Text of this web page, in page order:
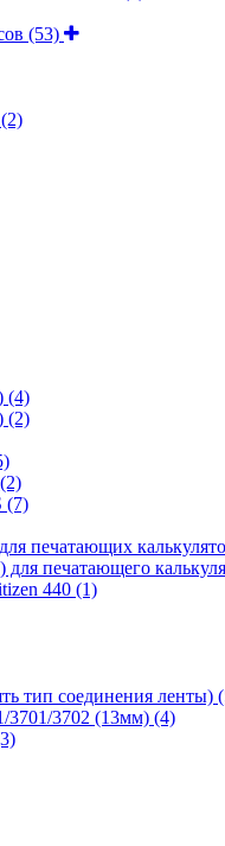
(53)
(2)
(4)
(2)
(2)
(7)
печатающих
печатающего
440 (1)
тип соединения ленты)
3701/3702 (13мм) (4)